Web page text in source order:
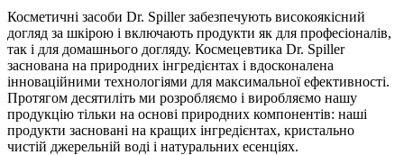
Косметичні засоби Dr. Spiller забезпечують високоякісний
догляд за шкірою і включають продукти як для професіоналів,
так і для домашнього догляду. Космецевтика Dr. Spiller
заснована на природних інгредієнтах і вдосконалена
інноваційними технологіями для максимальної ефективності.
Протягом десятиліть ми розробляємо і виробляємо нашу
продукцію тільки на основі природних компонентів: наші
продукти засновані на кращих інгредієнтах, кристально
чистій джерельній воді і натуральних есенціях.